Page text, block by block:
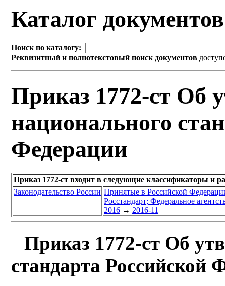
Каталог
Поиск по каталогу:
Реквизитный и полнотекстовый поиск документов
Приказ 1772-ст Об
национального
Федерации
Приказ 1772-ст входит в следующие классификаторы и
Законодательство России Принятые в Российской
Росстандарт; Федеральное
2016 → 2016-11
Приказ 1772-ст Об
стандарта Российской